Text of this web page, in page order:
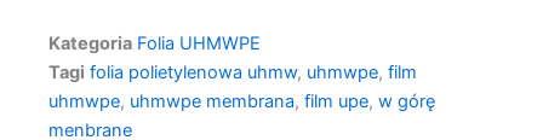
Kategoria Folia UHMWPE
Tagi folia polietylenowa uhmw, uhmwpe, film
uhmwpe, uhmwpe membrana, film upe, w górę
menbrane